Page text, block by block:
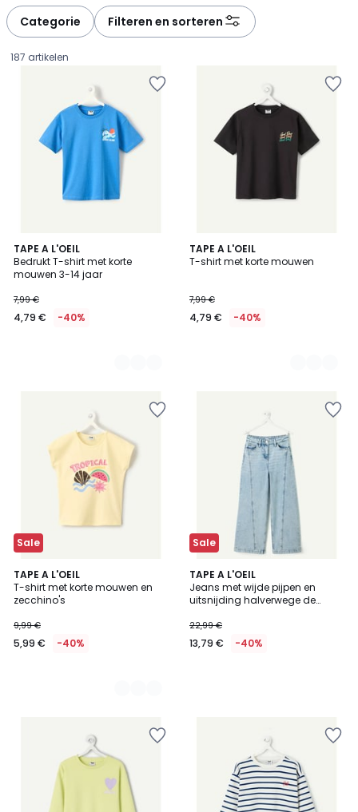
Categorie Filteren en sorteren
187 artikelen
TAPE A L'OEIL
Bedrukt T-shirt met korte
mouwen 3-14 jaar
€
In
toegepast.
7,99 €
4,79 € -40%
2
Kleuren
TAPE A L'OEIL
T-shirt met korte mouwen
7,99 €
4,79 € -40%
2
Kleuren
Sale
TAPE A L'OEIL
T-shirt met korte mouwen en
zecchino's
9,99 €
5,99 € -40%
3
Kleuren
Sale
TAPE A L'OEIL
Jeans met wijde pijpen en
uitsnijding halverwege de
22,99 €
13,79 € -40%